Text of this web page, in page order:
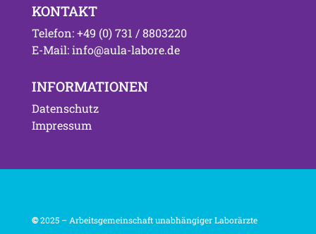
KONTAKT
Telefon: +49 (0) 731 / 8803220
E-Mail: info@aula-labore.de
INFORMATIONEN
Datenschutz
Impressum
©2025 – Arbeitsgemeinschaft unabhängiger Laborärzte